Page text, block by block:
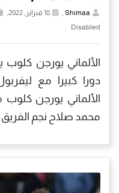
Shimaa
,
Disabled
الألماني يورجن
دورا كبيرا مع
الألماني يورجن
محمد صلاح نجم